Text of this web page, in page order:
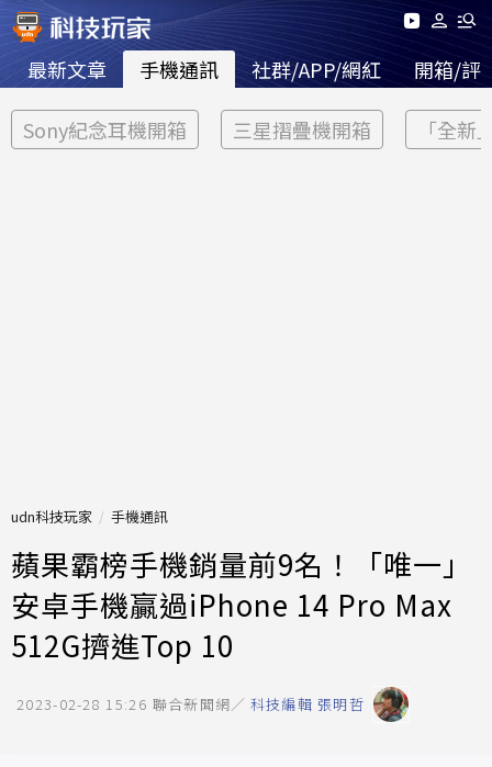
最新文章 手機通訊 社群/APP/網紅 開箱/評
Sony紀念耳機開箱 三星摺疊機開箱 「全新
udn科技玩家 手機通訊
蘋果霸榜手機銷量前9名！「唯一」
安卓手機贏過iPhone 14 Pro Max
512G擠進Top 10
2023-02-28 15:26 聯合新聞網／ 科技編輯 張明哲